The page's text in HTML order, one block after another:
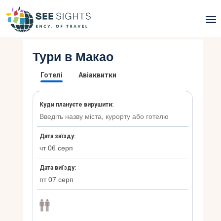
Пошук турів
Гарячі тури
Типи Турів
Країни
Контакти
Тури в Макао